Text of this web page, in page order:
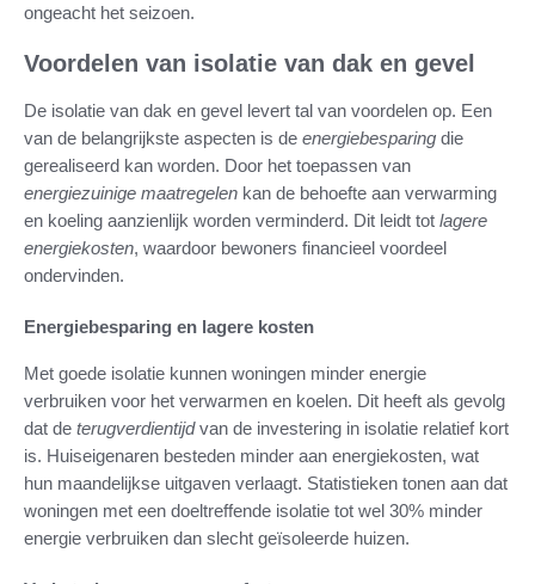
ongeacht het seizoen.
Voordelen van isolatie van dak en gevel
De isolatie van dak en gevel levert tal van voordelen op. Een
van de belangrijkste aspecten is de energiebesparing die
gerealiseerd kan worden. Door het toepassen van
energiezuinige maatregelen kan de behoefte aan verwarming
en koeling aanzienlijk worden verminderd. Dit leidt tot lagere
energiekosten, waardoor bewoners financieel voordeel
ondervinden.
Energiebesparing en lagere kosten
Met goede isolatie kunnen woningen minder energie
verbruiken voor het verwarmen en koelen. Dit heeft als gevolg
dat de terugverdientijdvan de investering in isolatie relatief kort
is. Huiseigenaren besteden minder aan energiekosten, wat
hun maandelijkse uitgaven verlaagt. Statistieken tonen aan dat
woningen met een doeltreffende isolatie tot wel 30% minder
energie verbruiken dan slecht geïsoleerde huizen.